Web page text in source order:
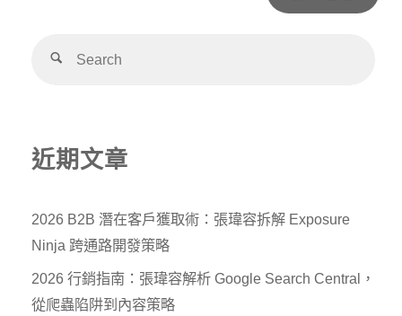
近期文章
2026 B2B 潛在客戶獲取術：張瑋容拆解 Exposure
Ninja 跨通路開發策略
2026 行銷指南：張瑋容解析 Google Search Central，
從爬蟲陷阱到內容策略